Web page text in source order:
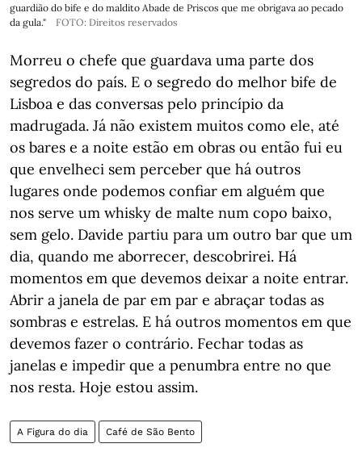
guardião do bife e do maldito Abade de Priscos que me obrigava ao pecado
da gula."
FOTO: Direitos reservados
Morreu o chefe que guardava uma parte dos
segredos do país. E o segredo do melhor bife de
Lisboa e das conversas pelo princípio da
madrugada. Já não existem muitos como ele, até
os bares e a noite estão em obras ou então fui eu
que envelheci sem perceber que há outros
lugares onde podemos confiar em alguém que
nos serve um whisky de malte num copo baixo,
sem gelo. Davide partiu para um outro bar que um
dia, quando me aborrecer, descobrirei. Há
momentos em que devemos deixar a noite entrar.
Abrir a janela de par em par e abraçar todas as
sombras e estrelas. E há outros momentos em que
devemos fazer o contrário. Fechar todas as
janelas e impedir que a penumbra entre no que
nos resta. Hoje estou assim.
A Figura do dia Café de São Bento